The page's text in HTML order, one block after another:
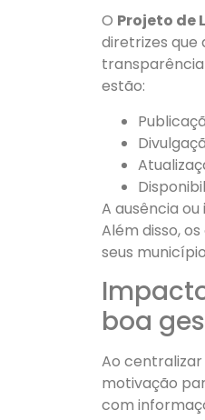
O Projeto de
diretrizes que
estão:
A ausência
Além disso,
seus
boa
Ao
motivação
com